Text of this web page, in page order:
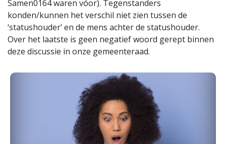
Samen0164 waren vóor). Tegenstanders
konden/kunnen het verschil niet zien tussen de
‘statushouder’ en de mens achter de statushouder.
Over het laatste is geen negatief woord gerept binnen
deze discussie in onze gemeenteraad.